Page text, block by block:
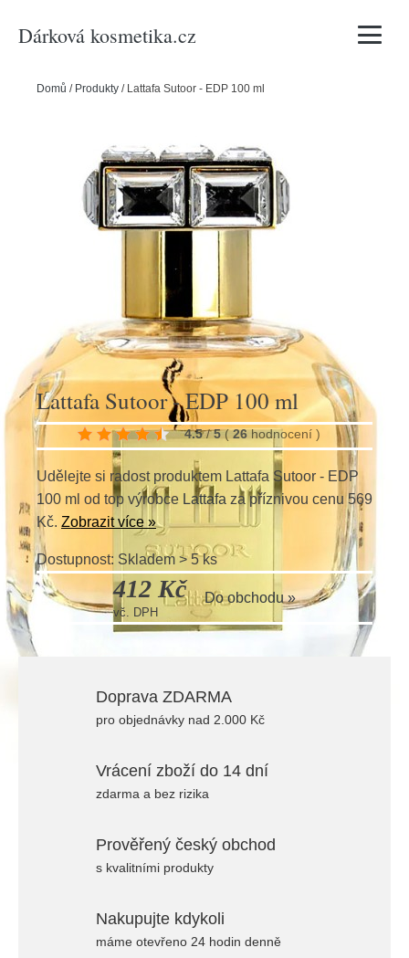
Dárková kosmetika.cz Vyhledávání
Domů / Produkty / Lattafa Sutoor - EDP 100 ml
Lattafa Sutoor - EDP 100 ml
4.5 / 5 ( 26 hodnocení )
Udělejte si radost produktem Lattafa Sutoor - EDP
100 ml od top výrobce Lattafa za příznivou cenu 569
Kč. Zobrazit více »
Dostupnost: Skladem > 5 ks
412 Kč
vč. DPH
Do obchodu »
Doprava ZDARMA
pro objednávky nad 2.000 Kč
Vrácení zboží do 14 dní
zdarma a bez rizika
Prověřený český obchod
s kvalitními produkty
Nakupujte kdykoli
máme otevřeno 24 hodin denně